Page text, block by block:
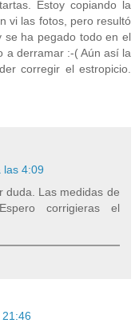
Estoy copiando la
vi las fotos, pero resultó
se ha pegado todo en el
a derramar :-( Aún así la
corregir el estropicio.
las 4:09
duda. Las medidas de
corrigieras el